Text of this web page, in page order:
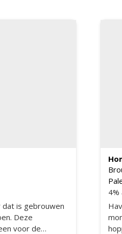
dat is gebrouwen
Deze
voor de
4%